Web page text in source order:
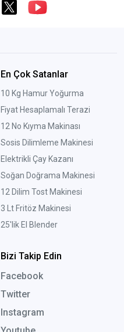
En Çok Satanlar
10 Kg Hamur Yoğurma
Fiyat Hesaplamalı Terazi
12 No Kıyma Makinası
Sosis Dilimleme Makinesi
Elektrikli Çay Kazanı
Soğan Doğrama Makinesi
12 Dilim Tost Makinesi
3 Lt Fritöz Makinesi
25'lik El Blender
Bizi Takip Edin
Facebook
Twitter
Instagram